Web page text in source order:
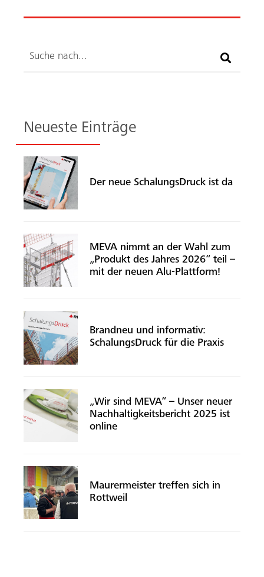
Suche
Neueste Einträge
Der neue SchalungsDruck ist da
MEVA nimmt an der Wahl zum
„Produkt des Jahres 2026“ teil –
mit der neuen Alu-Plattform!
Brandneu und informativ:
SchalungsDruck für die Praxis
„Wir sind MEVA“ – Unser neuer
Nachhaltigkeitsbericht 2025 ist
online
Maurermeister treffen sich in
Rottweil